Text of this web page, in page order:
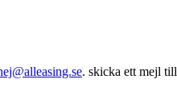
. skicka ett mejl till